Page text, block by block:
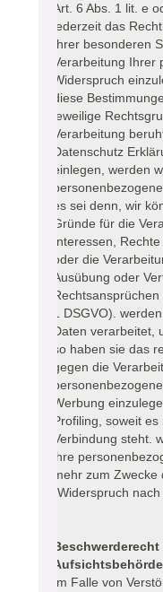
Art. 6 Abs. 1 lit. e
jederzeit das
Ihrer besonderen
Verarbeitung
Widerspruch
diese
jeweilige
Verarbeitung
Datenschutz
einlegen, werden
es sei denn, wir
Gründe für die
Interessen,
oder die
Ausübung oder
1 DSGVO).
Daten verarbeitet,
so haben sie das
gegen die
Werbung
Profiling, soweit
Verbindung steht.
ihre
mehr zum
(Widerspruch
Aufsichtsbehörde
Im Falle von